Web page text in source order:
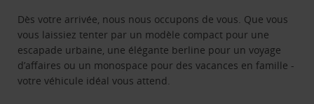
Dès votre arrivée, nous nous occupons de vous. Que vous
vous laissiez tenter par un modèle compact pour une
escapade urbaine, une élégante berline pour un voyage
d’affaires ou un monospace pour des vacances en famille -
votre véhicule idéal vous attend.